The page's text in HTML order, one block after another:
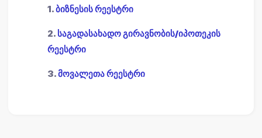
1.ბიზნესის რეესტრი
2. საგადასახადო გირავნობის/იპოთეკის
რეესტრი
3.მოვალეთა რეესტრი